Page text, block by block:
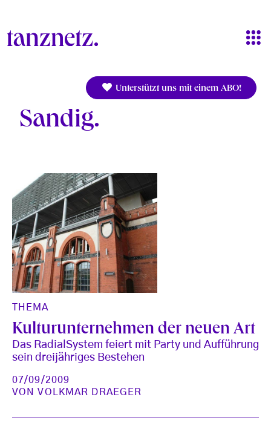
Unterstützt uns mit einem ABO!
Sandig
THEMA
Kulturunternehmen der neuen Art
Das RadialSystem feiert mit Party und Aufführung
sein dreijähriges Bestehen
07/09/2009
VONVOLKMAR DRAEGER